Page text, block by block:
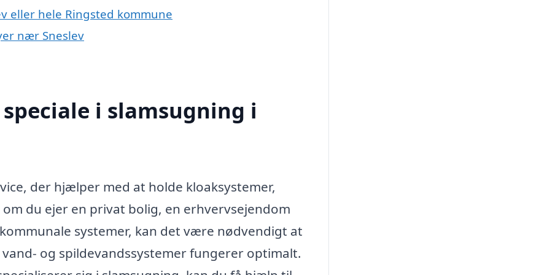
eller hele Ringsted kommune
nær Sneslev
i slamsugning i
der hjælper med at holde kloaksystemer,
du ejer en privat bolig, en erhvervsejendom
systemer, kan det være nødvendigt at
og spildevandssystemer fungerer optimalt.